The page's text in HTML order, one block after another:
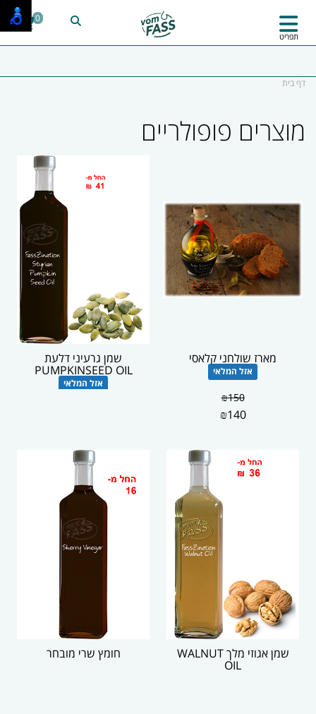
תפריט
0
דף בית
מוצרים פופולריים
מארז שולחני קלאסי
אזל המלאי
₪150
₪140
שמן גרעיני דלעת
PUMPKINSEED OIL
אזל המלאי
שמן אגוזי מלך WALNUT
OIL
חומץ שרי מובחר